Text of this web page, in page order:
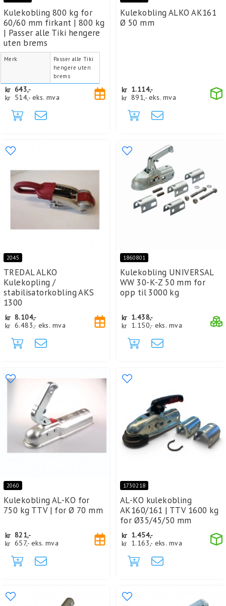
Kulekobling 800 kg for
60/60 mm firkant | 800 kg
| Passer alle Tiki hengere
uten brems
Merk
Passer alle Tiki
hengere uten
brems
kr 643,-
kr 514,- eks. mva
Kulekobling ALKO AK161
Ø 50 mm
kr 1.114,-
kr 891,- eks. mva
2045
TREDAL ALKO
Kulekopling /
stabilisatorkobling AKS
1300
kr 8.104,-
kr 6.483,- eks. mva
1860801
Kulekobling UNIVERSAL
WW 30-K-Z 50 mm for
opp til 3000 kg
kr 1.438,-
kr 1.150,- eks. mva
2060
Kulekobling AL-KO for
750 kg TTV | for Ø 70 mm
kr 821,-
kr 657,- eks. mva
1730218
AL-KO kulekobling
AK160/161 | TTV 1600 kg
for Ø35/45/50 mm
kr 1.454,-
kr 1.163,- eks. mva